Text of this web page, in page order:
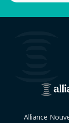
Alliance